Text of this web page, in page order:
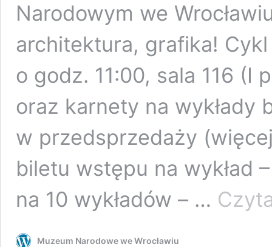
Narodowym we
architektura, grafika!
o godz. 11:00, sala 116 (I
oraz karnety na wykłady
w przedsprzedaży
biletu wstępu na wykład
na 10 wykładów – …
Muzeum Narodowe we Wrocławiu